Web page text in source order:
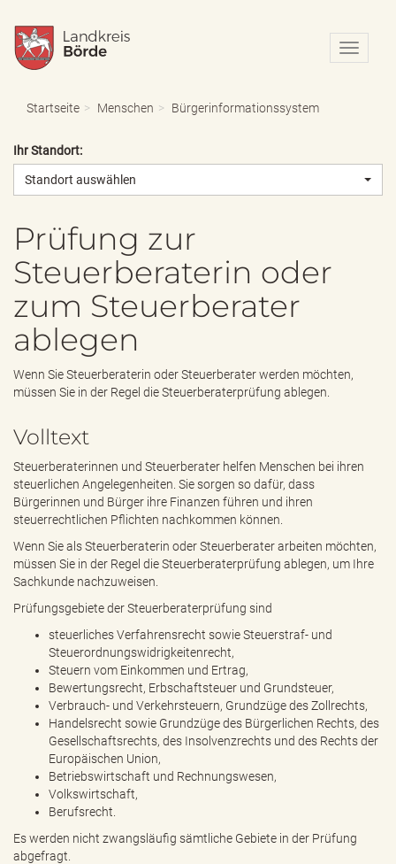
N
a
o
b
l
n
Startseite Menschen Bürgerinformationssystem
Ihr Standort:
Standort auswählen
Prüfung zur
Steuerberaterin oder
zum Steuerberater
ablegen
Wenn Sie Steuerberaterin oder Steuerberater werden möchten,
müssen Sie in der Regel die Steuerberaterprüfung ablegen.
Volltext
Steuerberaterinnen und Steuerberater helfen Menschen bei ihren
steuerlichen Angelegenheiten. Sie sorgen so dafür, dass
Bürgerinnen und Bürger ihre Finanzen führen und ihren
steuerrechtlichen Pflichten nachkommen können.
Wenn Sie als Steuerberaterin oder Steuerberater arbeiten möchten,
müssen Sie in der Regel die Steuerberaterprüfung ablegen, um Ihre
Sachkunde nachzuweisen.
Prüfungsgebiete der Steuerberaterprüfung sind
steuerliches Verfahrensrecht sowie Steuerstraf- und
Steuerordnungswidrigkeitenrecht,
Steuern vom Einkommen und Ertrag,
Bewertungsrecht, Erbschaftsteuer und Grundsteuer,
Verbrauch- und Verkehrsteuern, Grundzüge des Zollrechts,
Handelsrecht sowie Grundzüge des Bürgerlichen Rechts, des
Gesellschaftsrechts, des Insolvenzrechts und des Rechts der
Europäischen Union,
Betriebswirtschaft und Rechnungswesen,
Volkswirtschaft,
Berufsrecht.
Es werden nicht zwangsläufig sämtliche Gebiete in der Prüfung
abgefragt.